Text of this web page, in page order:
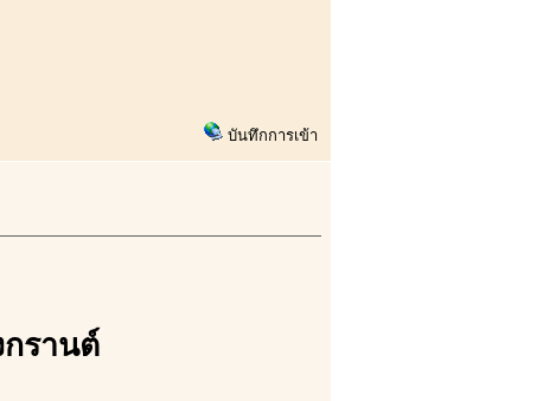
บันทึกการเข้า
รานต์